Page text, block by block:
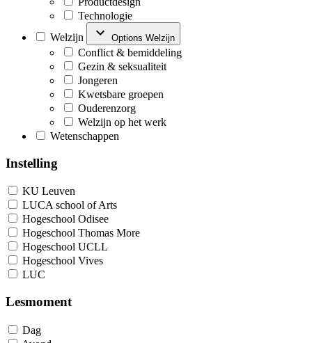
Technologie
Welzijn
Options Welzijn
Conflict & bemiddeling
Gezin & seksualiteit
Jongeren
Kwetsbare groepen
Ouderenzorg
Welzijn op het werk
Wetenschappen
Instelling
KU Leuven
LUCA school of Arts
Hogeschool Odisee
Hogeschool Thomas More
Hogeschool UCLL
Hogeschool Vives
LUC
Lesmoment
Dag